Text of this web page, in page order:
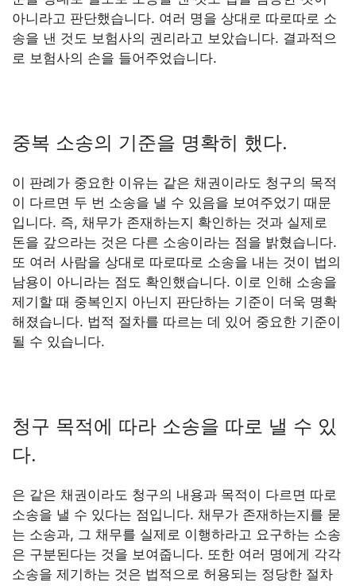
아니라고 판단했습니다. 여러 명을 상대로 따로따로 소
송을 낸 것도 보험사의 권리라고 보았습니다. 결과적으
로 보험사의 손을 들어주었습니다.
중복 소송의 기준을 명확히 했다.
이 판례가 중요한 이유는 같은 채권이라도 청구의 목적
이 다르면 두 번 소송을 낼 수 있음을 보여주었기 때문
입니다. 즉, 채무가 존재하는지 확인하는 것과 실제로
돈을 갚으라는 것은 다른 소송이라는 점을 밝혔습니다.
또 여러 사람을 상대로 따로따로 소송을 내는 것이 법의
남용이 아니라는 점도 확인했습니다. 이로 인해 소송을
제기할 때 중복인지 아닌지 판단하는 기준이 더욱 명확
해졌습니다. 법적 절차를 따르는 데 있어 중요한 기준이
될 수 있습니다.
청구 목적에 따라 소송을 따로 낼 수 있
다.
은 같은 채권이라도 청구의 내용과 목적이 다르면 따로
소송을 낼 수 있다는 점입니다. 채무가 존재하는지를 묻
는 소송과, 그 채무를 실제로 이행하라고 요구하는 소송
은 구분된다는 것을 보여줍니다. 또한 여러 명에게 각각
소송을 제기하는 것은 법적으로 허용되는 정당한 절차